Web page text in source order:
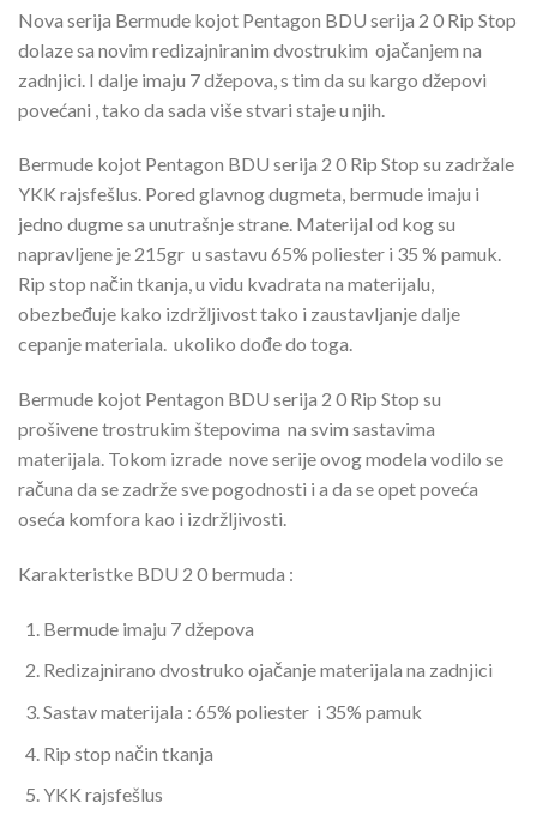
Nova serija Bermude kojot Pentagon BDU serija 2 0 Rip Stop
dolaze sa novim redizajniranim dvostrukim ojačanjem na
zadnjici. I dalje imaju 7 džepova, s tim da su kargo džepovi
povećani , tako da sada više stvari staje u njih.
Bermude kojot Pentagon BDU serija 2 0 Rip Stop su zadržale
YKK rajsfešlus. Pored glavnog dugmeta, bermude imaju i
jedno dugme sa unutrašnje strane. Materijal od kog su
napravljene je 215gr u sastavu 65% poliester i 35 % pamuk.
Rip stop način tkanja, u vidu kvadrata na materijalu,
obezbeđuje kako izdržljivost tako i zaustavljanje dalje
cepanje materiala. ukoliko dođe do toga.
Bermude kojot Pentagon BDU serija 2 0 Rip Stop su
prošivene trostrukim štepovima na svim sastavima
materijala. Tokom izrade nove serije ovog modela vodilo se
računa da se zadrže sve pogodnosti i a da se opet poveća
oseća komfora kao i izdržljivosti.
Karakteristke BDU 2 0 bermuda :
Bermude imaju 7 džepova
Redizajnirano dvostruko ojačanje materijala na zadnjici
Sastav materijala : 65% poliester i 35% pamuk
Rip stop način tkanja
YKK rajsfešlus